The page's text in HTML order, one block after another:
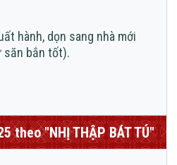
hành, dọn sang nhà mới
săn bắn tốt).
theo "NHỊ THẬP BÁT TÚ"